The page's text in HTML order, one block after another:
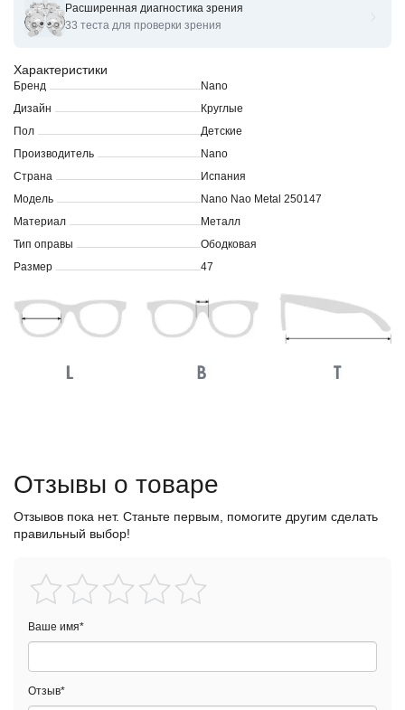
Оправы для очков корригирующих Nano Nao Metal 250147
Характеристики
Бренд
Nano
Дизайн
Круглые
Пол
Детские
Производитель
Nano
Страна
Испания
Модель
Nano Nao Metal 250147
Материал
Металл
Тип оправы
Ободковая
Размер
47
Расширенная диагностика зрения
33 теста для проверки зрения
Отзывы о товаре
Отзывов пока нет. Станьте первым, помогите другим сделать
правильный выбор!
Ваше имя*
Отзыв*